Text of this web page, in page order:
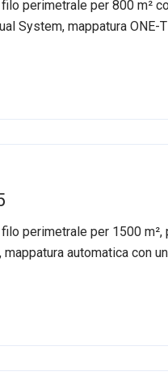
perimetrale per 800 m²
System, mappatura ONE-
perimetrale per 1500
automatica con